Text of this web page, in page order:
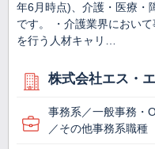
年6月時点)、介護・医療・
です。 ・介護業界におい
を行う人材キャリ…
株式会社エス・
事務系／一般事務・
／その他事務系職種